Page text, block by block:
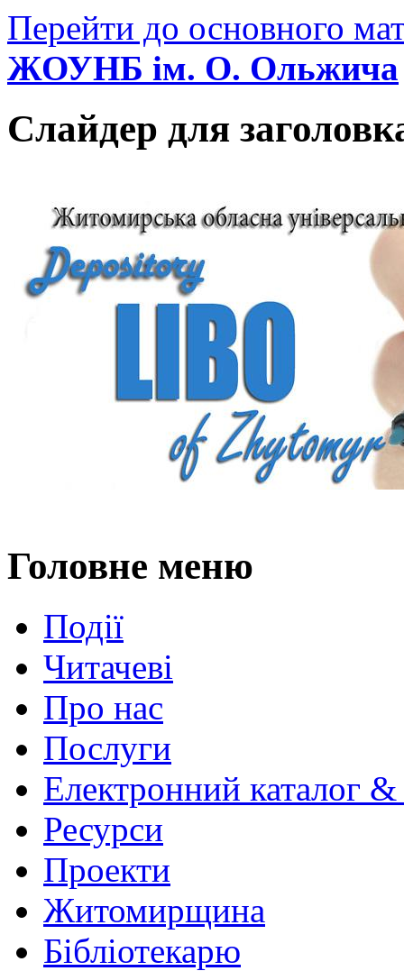
Перейти до основного
ЖОУНБ ім. О. Ольжича
Слайдер для
Головне меню
Події
Читачеві
Про нас
Послуги
Електронний каталог
Ресурси
Проекти
Житомирщина
Бібліотекарю